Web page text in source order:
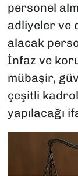
personel
adliyeler ve
alacak
İnfaz ve
mübaşir,
çeşitli
yapılacağı